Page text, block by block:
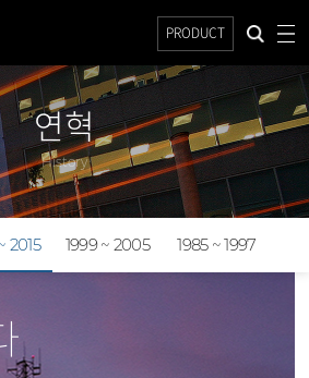
PRODUCT
연혁
History
2015 1999 ~ 2005 1985 ~ 1997